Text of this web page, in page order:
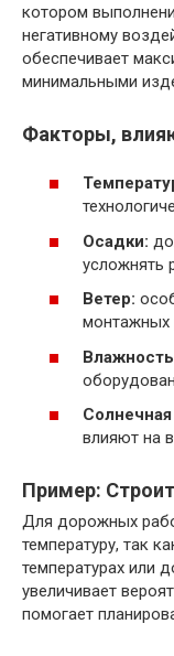
котором
негативному
обеспечивает
минимальными
Факторы,
Осадки:
усложнять
Ветер:
монтажных
влияют на
Пример:
Для дорожных
температуру, так
температурах или
увеличивает
помогает